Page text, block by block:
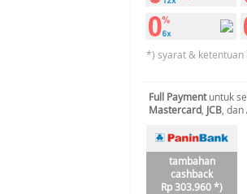
*) syarat & ketentuan
Full Paymentuntuk
Mastercard JCB , dan
tambahan
cashback
Rp 303.960 *)